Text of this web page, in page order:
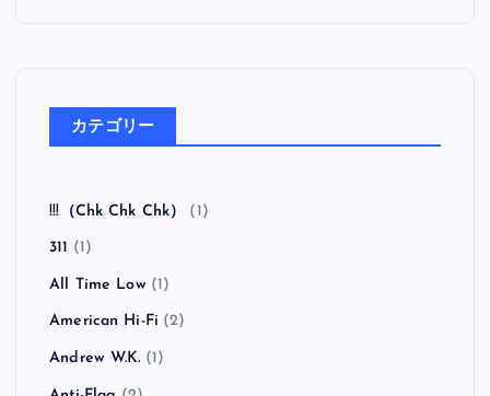
カテゴリー
!!!（Chk Chk Chk） (1)
311 (1)
All Time Low(1)
American Hi-Fi (2)
Andrew W.K. (1)